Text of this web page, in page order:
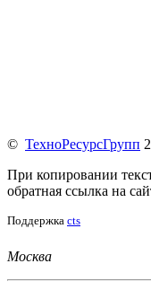
© ТехноРесурсГрупп
При копировании
обратная ссылка на
Поддержка cts
Москва